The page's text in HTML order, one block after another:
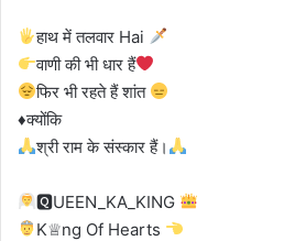
हाथ में तलवार Hai
वाणी की भी धार हैं
फिर भी रहते हैं शांत
♦️क्योंकि
श्री राम के संस्कार हैं।
🆀UEEN_KA_KING
K♕ng Of Hearts